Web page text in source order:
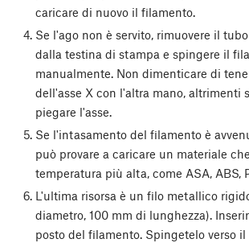
caricare di nuovo il filamento.
Se l'ago non è servito, rimuovere il
dalla testina di stampa e spingere il
manualmente. Non dimenticare di
dell'asse X con l'altra mano, altrimenti
piegare l'asse.
Se l'intasamento del filamento è
può provare a caricare un materiale
temperatura più alta, come ASA, ABS,
L'ultima risorsa è un filo metallico
diametro, 100 mm di lunghezza).
posto del filamento. Spingetelo verso il